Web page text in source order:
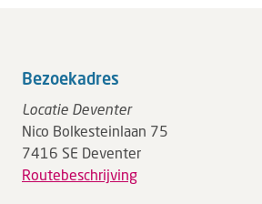
Bezoekadres
Locatie Deventer
Nico Bolkesteinlaan 75
7416 SE Deventer
Routebeschrijving